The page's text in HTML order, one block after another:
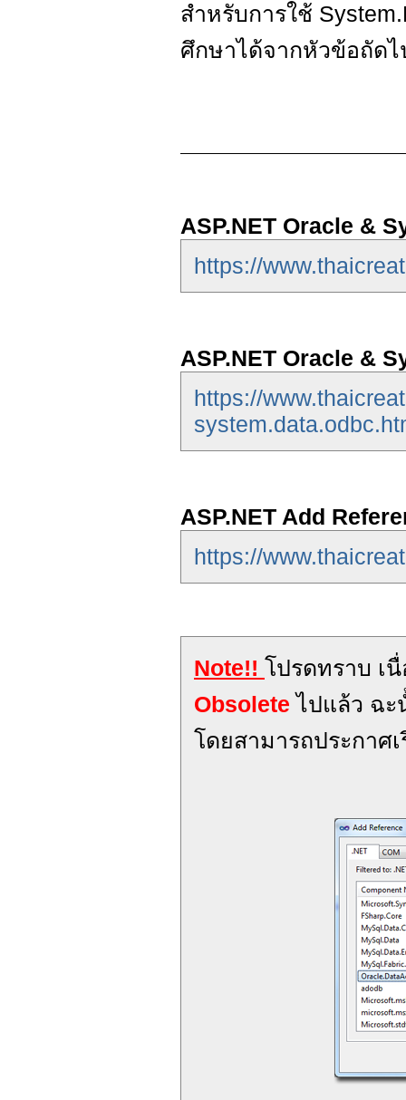
สำหรับการใช้
ศึกษาได้จากหัวข้อถัดไ
ASP.NET Oracle &
https://
ASP.NET Oracle &
https://
ASP.NET Add
https://
Note!! โปรดทราบ เ
Obsoleteไปแล้ว ฉะ
โดยสามารถประกาศ